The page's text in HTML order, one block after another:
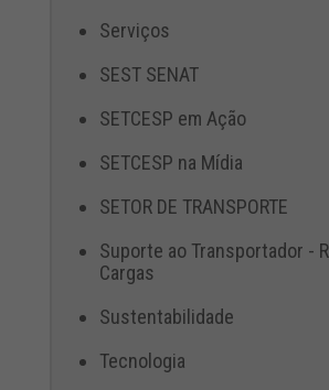
Serviços
SEST SENAT
SETCESP em Ação
SETCESP na Mídia
SETOR DE TRANSPORTE
Suporte ao Transportador -
Cargas
Sustentabilidade
Tecnologia